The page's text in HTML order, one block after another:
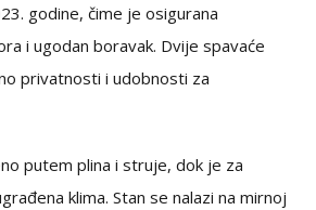
godine, čime je osigurana
i ugodan boravak. Dvije spavaće
privatnosti i udobnosti za
putem plina i struje, dok je za
klima. Stan se nalazi na mirnoj